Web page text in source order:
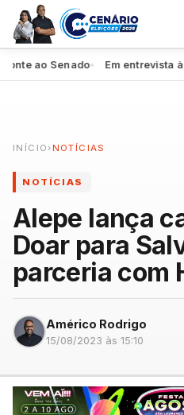
ao Senado● Em entrevista à
INÍCIO › NOTÍCIAS
NOTÍCIAS
Alepe lança
Doar para
parceria com
Américo Rodrigo
15/08/2023 às 15:10